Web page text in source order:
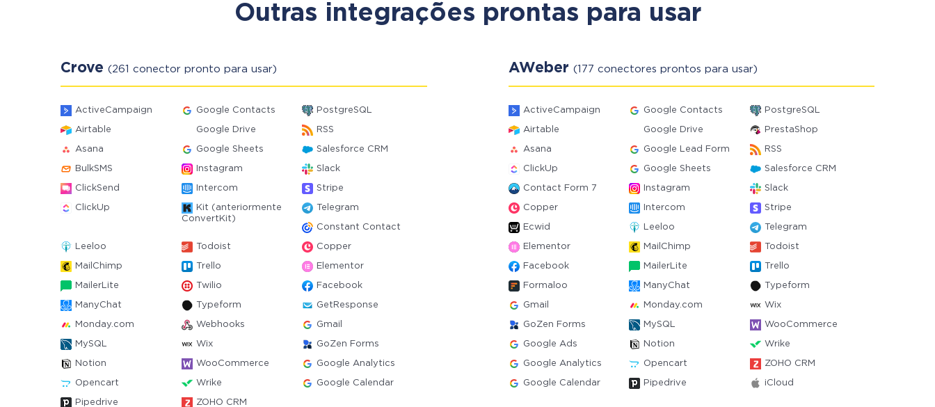
Outras integrações prontas para usar
Crove (261 conector pronto para usar)
ActiveCampaign Google Contacts PostgreSQL
Airtable Google Drive RSS
Asana Google Sheets Salesforce CRM
BulkSMS Instagram Slack
ClickSend Intercom Stripe
ClickUp
Kit (anteriormente
ConvertKit)
Telegram
Constant Contact
Leeloo Todoist Copper
MailChimp Trello Elementor
MailerLite Twilio Facebook
ManyChat Typeform GetResponse
Monday.com Webhooks Gmail
MySQL Wix GoZen Forms
Notion WooCommerce Google Analytics
Opencart Wrike Google Calendar
Pipedrive ZOHO CRM
AWeber (177 conectores prontos para usar)
ActiveCampaign Google Contacts PostgreSQL
Airtable Google Drive PrestaShop
Asana Google Lead Form RSS
ClickUp Google Sheets Salesforce CRM
Contact Form 7 Instagram Slack
Copper Intercom Stripe
Ecwid Leeloo Telegram
Elementor MailChimp Todoist
Facebook MailerLite Trello
Formaloo ManyChat Typeform
Gmail Monday.com Wix
GoZen Forms MySQL WooCommerce
Google Ads Notion Wrike
Google Analytics Opencart ZOHO CRM
Google Calendar Pipedrive iCloud